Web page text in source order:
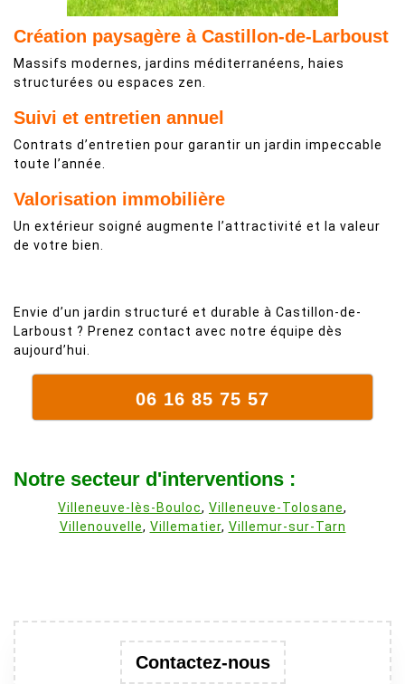
Création paysagère à Castillon-de-Larboust
Massifs modernes, jardins méditerranéens, haies
structurées ou espaces zen.
Suivi et entretien annuel
Contrats d’entretien pour garantir un jardin impeccable
toute l’année.
Valorisation immobilière
Un extérieur soigné augmente l’attractivité et la valeur
de votre bien.
Envie d’un jardin structuré et durable à Castillon-de-
Larboust ? Prenez contact avec notre équipe dès
aujourd’hui.
06 16 85 75 57
Notre secteur d'interventions :
Villeneuve-lès-Bouloc, Villeneuve-Tolosane,
Villenouvelle, Villematier, Villemur-sur-Tarn
Contactez-nous